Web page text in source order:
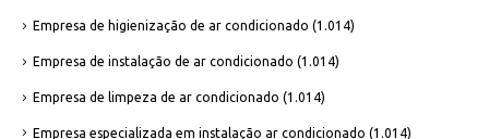
Empresa de higienização de ar condicionado (1.014)
Empresa de instalação de ar condicionado (1.014)
Empresa de limpeza de ar condicionado (1.014)
Empresa especializada em instalação ar condicionado (1.014)